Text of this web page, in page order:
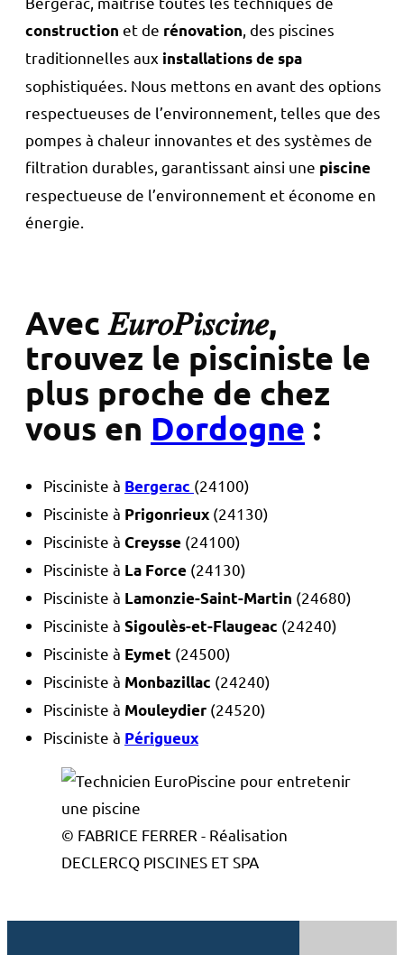
construction et de rénovation , des piscines
traditionnelles aux installations de spa
sophistiquées. Nous mettons en avant des options
respectueuses de l’environnement, telles que des
pompes à chaleur innovantes et des systèmes de
filtration durables, garantissant ainsi une piscine
respectueuse de l’environnement et économe en
énergie.
Avec 𝐸𝑢𝑟𝑜𝑃𝑖𝑠𝑐𝑖𝑛𝑒,
trouvez le pisciniste le
plus proche de chez
vous en Dordogne :
Pisciniste à Bergerac (24100)
Pisciniste à Prigonrieux (24130)
Pisciniste à Creysse (24100)
Pisciniste à La Force (24130)
Pisciniste à Lamonzie-Saint-Martin (24680)
Pisciniste à Sigoulès-et-Flaugeac (24240)
Pisciniste à Eymet (24500)
Pisciniste à Monbazillac (24240)
Pisciniste à Mouleydier (24520)
Pisciniste à Périgueux
© FABRICE FERRER - Réalisation
DECLERCQ PISCINES ET SPA